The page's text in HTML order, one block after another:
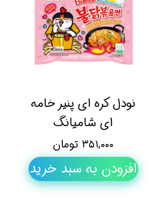
نودل کره ای پنیر خامه
ای شامیانگ
۳۵۱,۰۰۰ تومان
افزودن به سبد خرید